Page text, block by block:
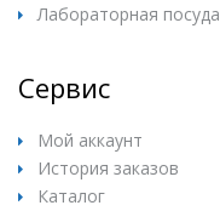
Лабораторная посуда
Сервис
Мой аккаунт
История заказов
Каталог